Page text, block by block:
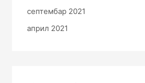
септембар 2021
април 2021